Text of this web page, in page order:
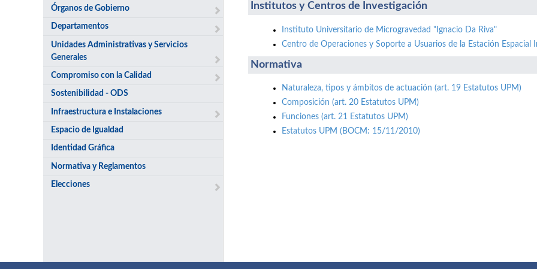
Órganos de Gobierno
Departamentos
Unidades Administrativas y Servicios
Generales
Compromiso con la Calidad
Sostenibilidad - ODS
Infraestructura e Instalaciones
Espacio de Igualdad
Identidad Gráfica
Normativa y Reglamentos
Elecciones
Institutos y Centros de Investigación
Instituto Universitario de Microgravedad "Ignacio Da Riva"
Centro de Operaciones y Soporte a Usuarios de la Estación Espacial
Normativa
Naturaleza, tipos y ámbitos de actuación (art. 19 Estatutos UPM)
Composición (art. 20 Estatutos UPM)
Funciones (art. 21 Estatutos UPM)
Estatutos UPM (BOCM: 15/11/2010)